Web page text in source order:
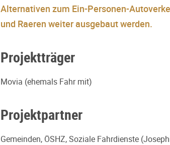
Alternativen zum Ein-Personen-
und Raeren weiter ausgebaut werden.
Projektträger
Movia (ehemals Fahr mit)
Projektpartner
Gemeinden, ÖSHZ, Soziale Fahrdienste